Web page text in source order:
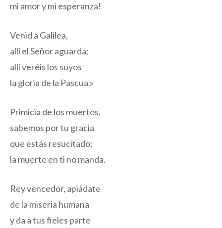
mi amor y mi esperanza!
Venid a Galilea,
allí el Señor aguarda;
allí veréis los suyos
la gloria de la Pascua.»
Primicia de los muertos,
sabemos por tu gracia
que estás resucitado;
la muerte en ti no manda.
Rey vencedor, apiádate
de la miseria humana
y da a tus fieles parte